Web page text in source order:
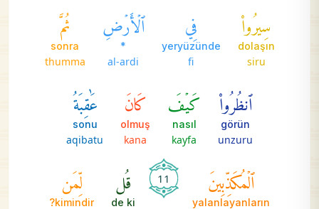
سِيرُواْ
dolaşın
siru
فِي
yeryüzünde
fi
ٱلۡأَرۡضِ
*
al-ardi
ثُمَّ
sonra
thumma
ٱنظُرُواْ
görün
unzuru
كَيۡفَ
nasıl
kayfa
كَانَ
olmuş
kana
عَٰقِبَةُ
sonu
aqibatu
ٱلۡمُكَذِّبِينَ
yalanlayanların
11 قُل
de ki
لِّمَن
kimindir?